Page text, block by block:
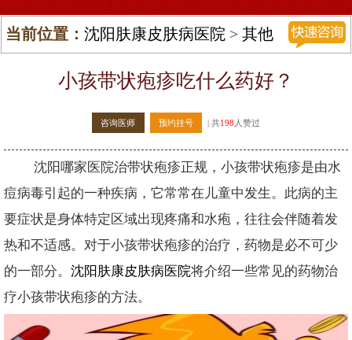
当前位置： 沈阳肤康皮肤病医院> 其他
>带状疱疹>
小孩带状疱疹吃什么药好？
咨询医师 预约挂号 | 共198 人赞过
沈阳哪家医院治带状疱疹正规，小孩带状疱疹是由水
痘病毒引起的一种疾病，它常常在儿童中发生。此病的主
要症状是身体特定区域出现疼痛和水疱，往往会伴随着发
热和不适感。对于小孩带状疱疹的治疗，药物是必不可少
的一部分。 沈阳肤康皮肤病医院将介绍一些常见的药物治
疗小孩带状疱疹的方法。